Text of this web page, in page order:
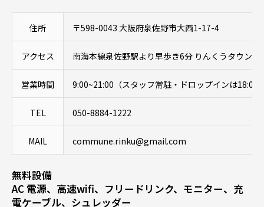
住所 〒598-0043 大阪府泉佐野市大西1-17-4
アクセス 南海本線泉佐野駅より早歩き6分 りんくうタウン
営業時間 9:00~21:00（スタッフ常駐・ドロップインは18:00
TEL 050-8884-1222
MAIL commune.rinku@gmail.com
無料設備
AC 電源、高速wifi、フリードリンク、モニター、充
電ケーブル、シュレッダー